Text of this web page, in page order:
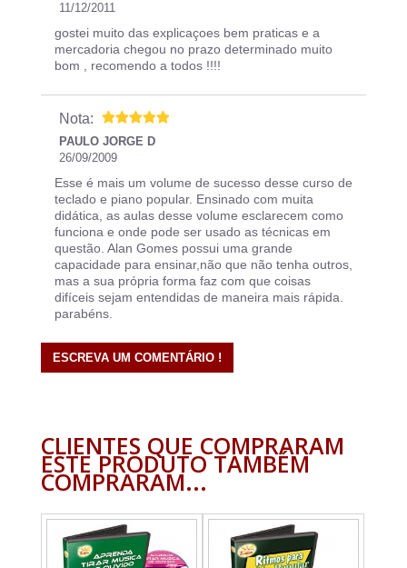
11/12/2011
gostei muito das explicaçoes bem praticas e a
mercadoria chegou no prazo determinado muito
bom , recomendo a todos !!!!
Nota:
PAULO JORGE D
26/09/2009
Esse é mais um volume de sucesso desse curso de
teclado e piano popular. Ensinado com muita
didática, as aulas desse volume esclarecem como
funciona e onde pode ser usado as técnicas em
questão. Alan Gomes possui uma grande
capacidade para ensinar,não que não tenha outros,
mas a sua própria forma faz com que coisas
difíceis sejam entendidas de maneira mais rápida.
parabéns.
ESCREVA UM COMENTÁRIO !
CLIENTES QUE COMPRARAM
ESTE PRODUTO TAMBÉM
COMPRARAM...